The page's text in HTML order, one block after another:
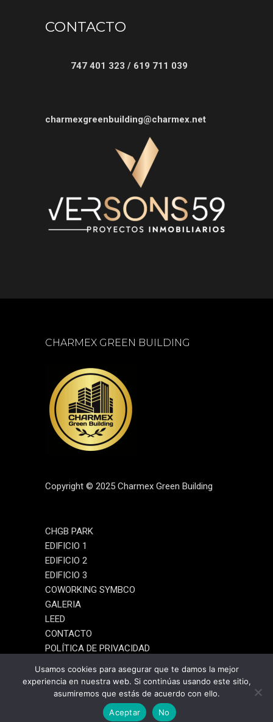
CONTACTO
747 401 323 / 619 711 039
charmexgreenbuilding@charmex.net
CHARMEX GREEN BUILDING
Copyright © 2025 Charmex Green Building
CHGB PARK
EDIFICIO 1
EDIFICIO 2
EDIFICIO 3
COWORKING SYMBCO
GALERIA
LEED
CONTACTO
POLÍTICA DE PRIVACIDAD
Usamos cookies para asegurar que te damos la mejor
experiencia en nuestra web. Si continúas usando este sitio,
asumiremos que estás de acuerdo con ello.
Aceptar
No